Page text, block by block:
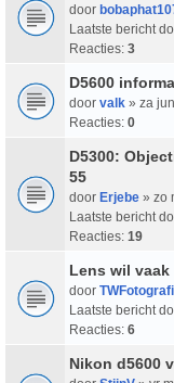
door
Laatste bericht
Reacties: 3
D5600
door valk » za
Reacties: 0
D5300:
55
door Erjebe » zo
Laatste bericht
Reacties: 19
Lens wil
door
Laatste bericht
Reacties: 6
Nikon d5600